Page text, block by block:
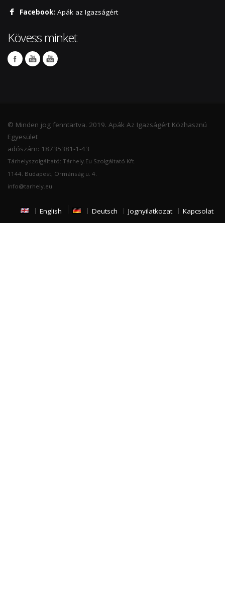
Facebook: Apák az Igazságért
Kövess minket
© Minden jog fenntartva. 2019. Apák Az Igazságért Közhasznú
Egyesület
adószám: 18735381-1-43
Tárhelyszolgáltató: Tárhely.Eu Szolgáltató Kft.
1144. Budapest, Ormánság u. 4.
info@tarhely.eu
English Deutsch Jognyilatkozat Kapcsolat